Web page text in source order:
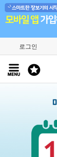
로그인